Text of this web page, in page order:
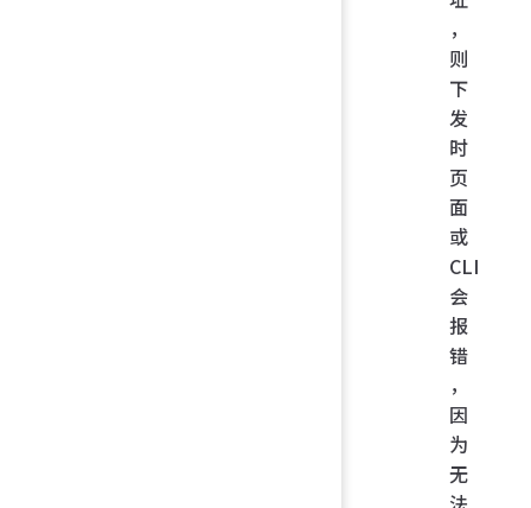
，
则
下
发
时
页
面
或
CLI
会
报
错
，
因
为
无